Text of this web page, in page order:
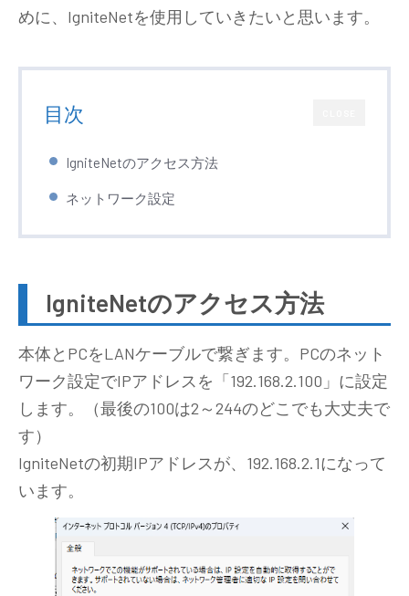
めに、IgniteNetを使用していきたいと思います。
目次
IgniteNetのアクセス方法
ネットワーク設定
IgniteNetのアクセス方法
本体とPCをLANケーブルで繋ぎます。PCのネット
ワーク設定でIPアドレスを「192.168.2.100」に設定
します。（最後の100は2～244のどこでも大丈夫で
す）
IgniteNetの初期IPアドレスが、192.168.2.1になって
います。